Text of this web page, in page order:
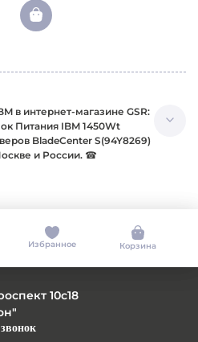
в интернет-магазине GSR:
Питания IBM 1450Wt
BladeCenter S(94Y8269)
и России. ☎
Избранное Корзина
10с18